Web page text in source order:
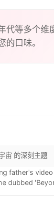
代等多个
口味。
宙 的深刻主题
father's
dubbed